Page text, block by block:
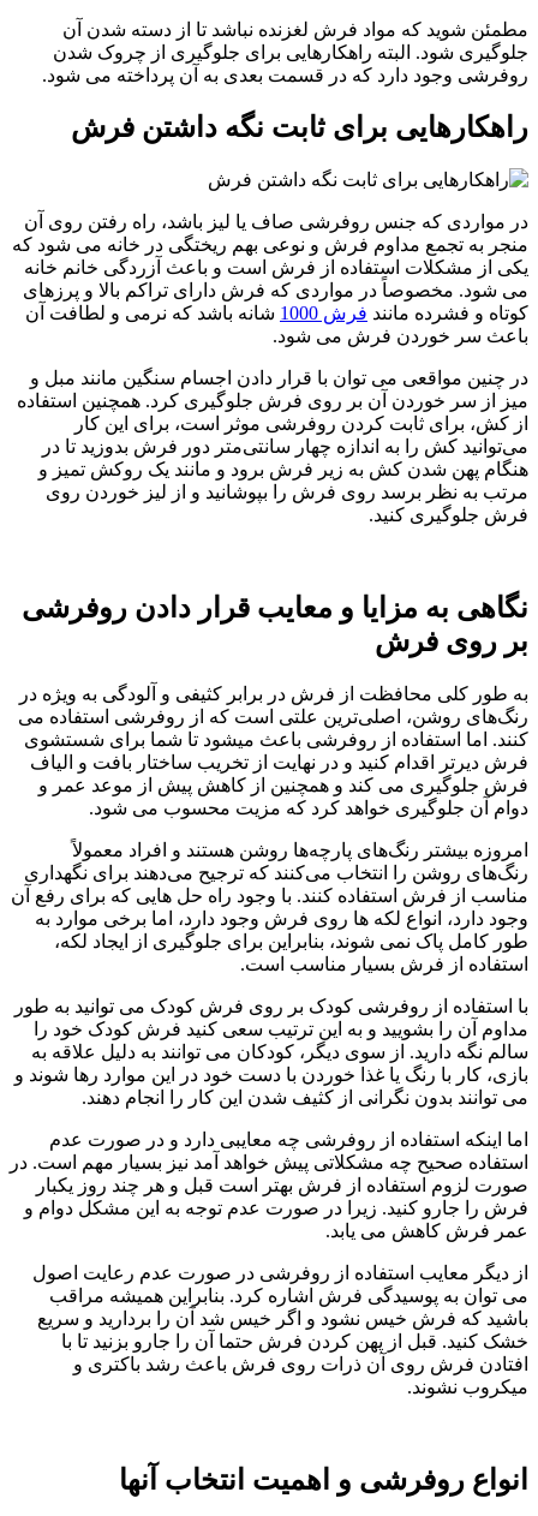
مطمئن شوید که مواد فرش لغزنده نباشد تا از دسته شدن آن
جلوگیری شود. البته راهکارهایی برای جلوگیری از چروک شدن
روفرشی وجود دارد که در قسمت بعدی به آن پرداخته می شود.
راهکارهایی برای ثابت نگه داشتن فرش
در مواردی که جنس روفرشی صاف یا لیز باشد، راه رفتن روی آن
منجر به تجمع مداوم فرش و نوعی بهم ریختگی در خانه می شود که
یکی از مشکلات استفاده از فرش است و باعث آزردگی خانم خانه
می شود. مخصوصاً در مواردی که فرش دارای تراکم بالا و پرزهای
کوتاه و فشرده مانند فرش 1000
شانه باشد که نرمی و لطافت آن
باعث سر خوردن فرش می شود.
در چنین مواقعی می توان با قرار دادن اجسام سنگین مانند مبل و
میز از سر خوردن آن بر روی فرش جلوگیری کرد. همچنین استفاده
از کش، برای ثابت کردن روفرشی موثر است، برای این کار
می‌توانید کش را به اندازه چهار سانتی‌متر دور فرش بدوزید تا در
هنگام پهن شدن کش به زیر فرش برود و مانند یک روکش تمیز و
مرتب به نظر برسد روی فرش را بپوشانید و از لیز خوردن روی
فرش جلوگیری کنید.
نگاهی به مزایا و معایب قرار دادن روفرشی
بر روی فرش
به طور کلی محافظت از فرش در برابر کثیفی و آلودگی به ویژه در
رنگ‌های روشن، اصلی‌ترین علتی است که از روفرشی استفاده می
کنند. اما استفاده از روفرشی باعث میشود تا شما برای شستشوی
فرش دیرتر اقدام کنید و در نهایت از تخریب ساختار بافت و الیاف
فرش جلوگیری می کند و همچنین از کاهش پیش از موعد عمر و
دوام آن جلوگیری خواهد کرد که مزیت محسوب می شود.
امروزه بیشتر رنگ‌های پارچه‌ها روشن هستند و افراد معمولاً
رنگ‌های روشن را انتخاب می‌کنند که ترجیح می‌دهند برای نگهداری
مناسب از فرش استفاده کنند. با وجود راه حل هایی که برای رفع آن
وجود دارد، انواع لکه ها روی فرش وجود دارد، اما برخی موارد به
طور کامل پاک نمی شوند، بنابراین برای جلوگیری از ایجاد لکه،
استفاده از فرش بسیار مناسب است.
با استفاده از روفرشی کودک بر روی فرش کودک می توانید به طور
مداوم آن را بشویید و به این ترتیب سعی کنید فرش کودک خود را
سالم نگه دارید. از سوی دیگر، کودکان می توانند به دلیل علاقه به
بازی، کار با رنگ یا غذا خوردن با دست خود در این موارد رها شوند و
می توانند بدون نگرانی از کثیف شدن این کار را انجام دهند.
اما اینکه استفاده از روفرشی چه معایبی دارد و در صورت عدم
استفاده صحیح چه مشکلاتی پیش خواهد آمد نیز بسیار مهم است. در
صورت لزوم استفاده از فرش بهتر است قبل و هر چند روز یکبار
فرش را جارو کنید. زیرا در صورت عدم توجه به این مشکل دوام و
عمر فرش کاهش می یابد.
از دیگر معایب استفاده از روفرشی در صورت عدم رعایت اصول
می توان به پوسیدگی فرش اشاره کرد. بنابراین همیشه مراقب
باشید که فرش خیس نشود و اگر خیس شد آن را بردارید و سریع
خشک کنید. قبل از پهن کردن فرش حتما آن را جارو بزنید تا با
افتادن فرش روی آن ذرات روی فرش باعث رشد باکتری و
میکروب نشوند.
انواع روفرشی و اهمیت انتخاب آنها